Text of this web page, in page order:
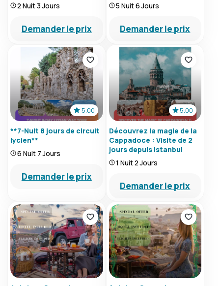
2 Nuit 3 Jours
Demander le prix
5 Nuit 6 Jours
Demander le prix
5.00
**7-Nuit 8 jours de circuit
lycien**
6 Nuit 7 Jours
Demander le prix
5.00
Découvrez la magie de la
Cappadoce : Visite de 2
jours depuis Istanbul
1 Nuit 2 Jours
Demander le prix